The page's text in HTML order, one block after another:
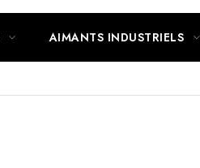
AIMANTS INDUSTRIELS